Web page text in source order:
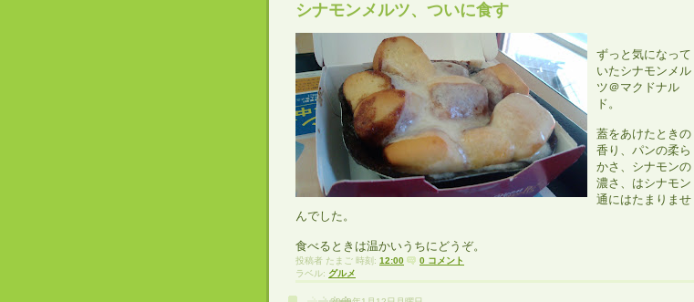
シナモンメルツ、ついに食す
ずっと気になって
いたシナモンメル
ツ＠マクドナル
ド。
蓋をあけたときの
香り、パンの柔ら
かさ、シナモンの
濃さ、はシナモン
通にはたまりませ
んでした。
食べるときは温かいうちにどうぞ。
投稿者 たまご 時刻: 12:00
0 コメント
ラベル: グルメ